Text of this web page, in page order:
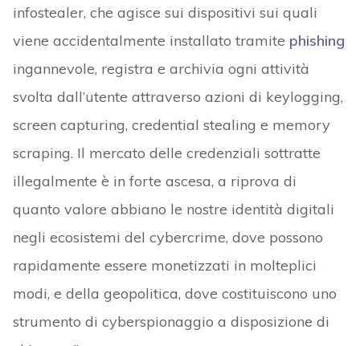
infostealer, che agisce sui dispositivi sui quali
viene accidentalmente installato tramite phishing
ingannevole, registra e archivia ogni attività
svolta dall’utente attraverso azioni di keylogging,
screen capturing, credential stealing e memory
scraping. Il mercato delle credenziali sottratte
illegalmente è in forte ascesa, a riprova di
quanto valore abbiano le nostre identità digitali
negli ecosistemi del cybercrime, dove possono
rapidamente essere monetizzati in molteplici
modi, e della geopolitica, dove costituiscono uno
strumento di cyberspionaggio a disposizione di